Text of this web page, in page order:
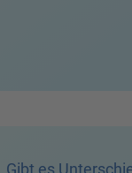
Gibt es